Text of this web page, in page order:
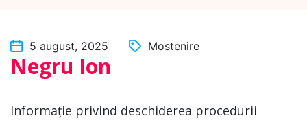
5 august, 2025 Mostenire
Negru Ion
Informație privind deschiderea procedurii